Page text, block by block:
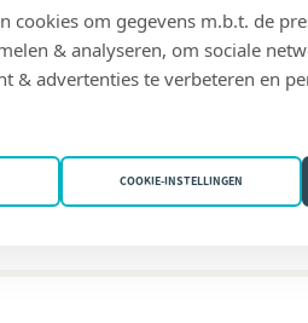
09/1952
Etalle)
cookies om gegevens m.b.t. de
& analyseren, om sociale
& advertenties te verbeteren en
COOKIE-INSTELLINGEN